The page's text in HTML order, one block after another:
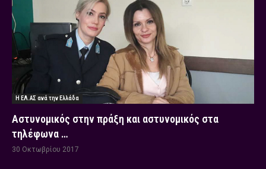
Η ΕΛ.ΑΣ ανά την Ελλάδα
Αστυνομικός στην πράξη και αστυνομικός στα
τηλέφωνα …
30 Οκτωβρίου 2017